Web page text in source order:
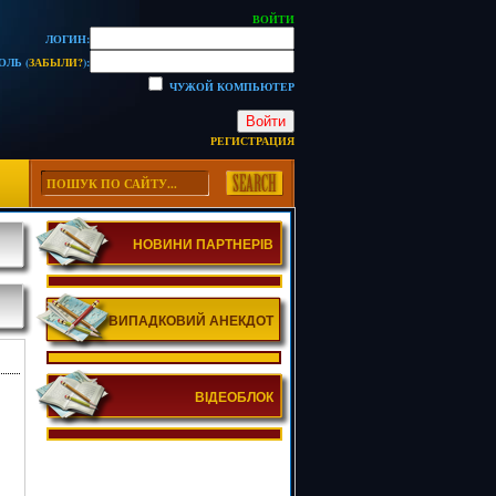
ВОЙТИ
ЛОГИН:
(ЗАБЫЛИ?):
ЧУЖОЙ КОМПЬЮТЕР
Войти
РЕГИСТРАЦИЯ
НОВИНИ ПАРТНЕРІВ
ВИПАДКОВИЙ АНЕКДОТ
ВІДЕОБЛОК